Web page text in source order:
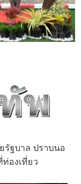
รัฐบาล ปราบนอ
องเที่ยว